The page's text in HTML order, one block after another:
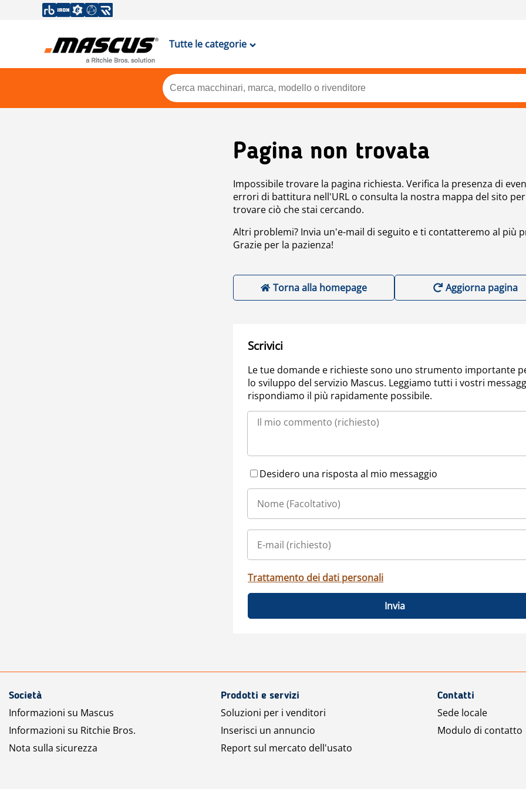
Tutte le categorie
Pagina non trovata
Impossibile trovare la pagina richiesta. Verifica la presenza di
errori di battitura nell'URL o consulta la nostra mappa del sito per
trovare ciò che stai cercando.
Altri problemi? Invia un'e-mail di seguito e ti contatteremo al più
Grazie per la pazienza!
Torna alla homepage Aggiorna pagina
Scrivici
Le tue domande e richieste sono uno strumento importante
lo sviluppo del servizio Mascus. Leggiamo tutti i vostri
rispondiamo il più rapidamente possibile.
Desidero una risposta al mio messaggio
Trattamento dei dati personali
Invia
Società
Informazioni su Mascus
Informazioni su Ritchie Bros.
Nota sulla sicurezza
Prodotti e servizi
Soluzioni per i venditori
Inserisci un annuncio
Report sul mercato dell'usato
Contatti
Sede locale
Modulo di contatto